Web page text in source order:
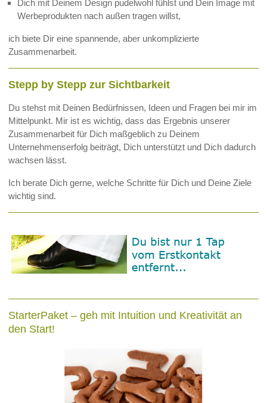
Dich mit Deinem Design pudelwohl fühlst und Dein Image mit
Werbeprodukten nach außen tragen willst,
ich biete Dir eine spannende, aber unkomplizierte
Zusammenarbeit.
Stepp by Stepp zur Sichtbarkeit
Du stehst mit Deinen Bedürfnissen, Ideen und Fragen bei mir im
Mittelpunkt. Mir ist es wichtig, dass das Ergebnis unserer
Zusammenarbeit für Dich maßgeblich zu Deinem
Unternehmenserfolg beiträgt, Dich unterstützt und Dich dadurch
wachsen lässt.
Ich berate Dich gerne, welche Schritte für Dich und Deine Ziele
wichtig sind.
StarterPaket – geh mit Intuition und Kreativität an
den Start!